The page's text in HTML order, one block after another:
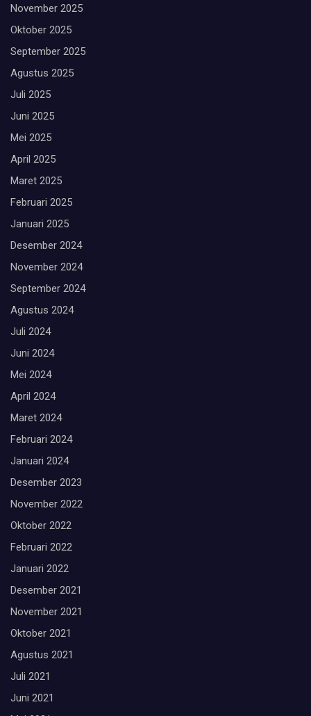
November 2025
Oktober 2025
September 2025
Agustus 2025
Juli 2025
Juni 2025
Mei 2025
April 2025
Maret 2025
Februari 2025
Januari 2025
Desember 2024
November 2024
September 2024
Agustus 2024
Juli 2024
Juni 2024
Mei 2024
April 2024
Maret 2024
Februari 2024
Januari 2024
Desember 2023
November 2022
Oktober 2022
Februari 2022
Januari 2022
Desember 2021
November 2021
Oktober 2021
Agustus 2021
Juli 2021
Juni 2021